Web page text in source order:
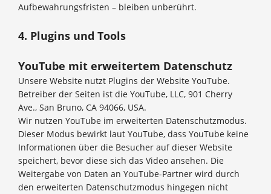
Aufbewahrungsfristen – bleiben unberührt.
4. Plugins und Tools
YouTube mit erweitertem Datenschutz
Unsere Website nutzt Plugins der Website YouTube.
Betreiber der Seiten ist die YouTube, LLC, 901 Cherry
Ave., San Bruno, CA 94066, USA.
Wir nutzen YouTube im erweiterten Datenschutzmodus.
Dieser Modus bewirkt laut YouTube, dass YouTube keine
Informationen über die Besucher auf dieser Website
speichert, bevor diese sich das Video ansehen. Die
Weitergabe von Daten an YouTube-Partner wird durch
den erweiterten Datenschutzmodus hingegen nicht